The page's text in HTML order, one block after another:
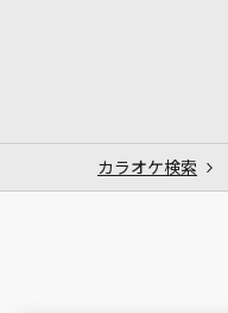
カラオケ検索